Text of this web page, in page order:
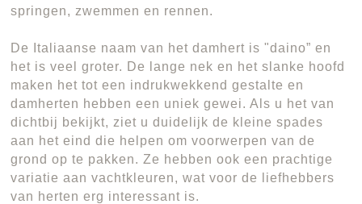
springen, zwemmen en rennen.
De Italiaanse naam van het damhert is "daino” en
het is veel groter. De lange nek en het slanke hoofd
maken het tot een indrukwekkend gestalte en
damherten hebben een uniek gewei. Als u het van
dichtbij bekijkt, ziet u duidelijk de kleine spades
aan het eind die helpen om voorwerpen van de
grond op te pakken. Ze hebben ook een prachtige
variatie aan vachtkleuren, wat voor de liefhebbers
van herten erg interessant is.